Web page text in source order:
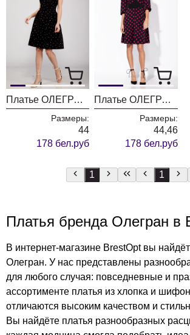
Платье ОЛЕГРАН 4013
Размеры:
44
178 бел.руб
Платье ОЛЕГРАН 3976
Размеры:
44,46
178 бел.руб
1 1
Платья бренда Олегран в
В интернет-магазине BrestOpt вы
Олегран. У нас представлены
для любого случая: повседневные и
ассортименте платья из хлопка и
отличаются высоким качеством и
Вы найдёте платья разнообразных